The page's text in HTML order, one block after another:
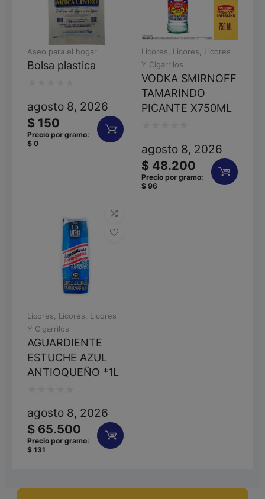
Aseo para el hogar
Bolsa plastica
con
0
de
agosto 8, 2026
$ 150
Precio por gramo:
$ 0
Licores, Licores, Licores
Y Cigarrilos
VODKA SMIRNOFF
TAMARINDO
PICANTE X750ML
con
0
de
agosto 8, 2026
$ 48.200
Precio por gramo:
$ 96
Licores Licores
Licores
Y Cigarrilos
AGUARDIENTE
ESTUCHE AZUL
ANTIOQUEÑO *1L
con
0
de
agosto 8, 2026
$ 65.500
Precio por gramo:
$ 131